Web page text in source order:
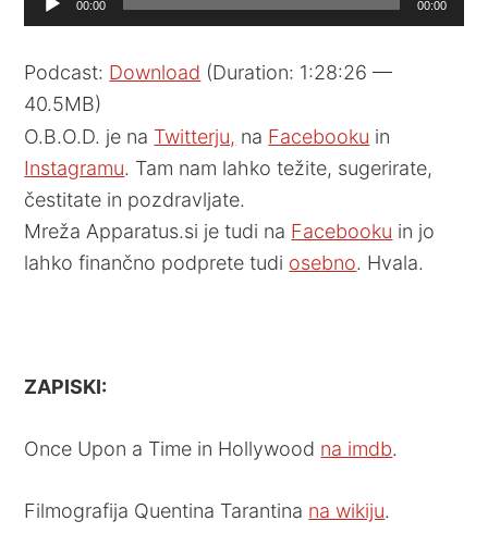
Player
00:00 00:00
Podcast: Download (Duration: 1:28:26 —
40.5MB)
O.B.O.D. je na Twitterju, na Facebooku in
Instagramu. Tam nam lahko težite, sugerirate,
čestitate in pozdravljate.
Mreža Apparatus.si je tudi na Facebooku in jo
lahko finančno podprete tudi osebno. Hvala.
ZAPISKI:
Once Upon a Time in Hollywood na imdb.
Filmografija Quentina Tarantina na wikiju.